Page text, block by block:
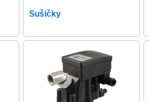
Sušičky